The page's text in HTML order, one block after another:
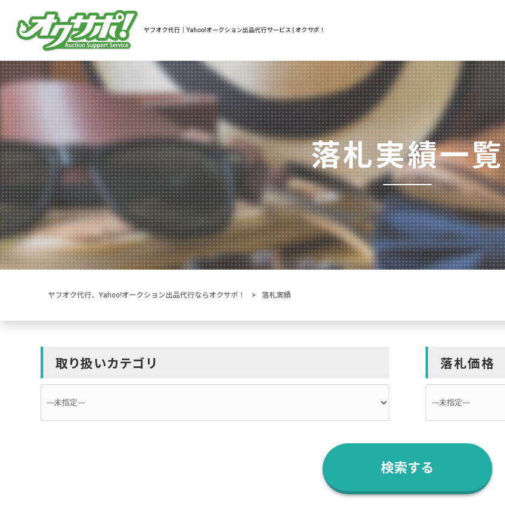
ヤフオク代行｜Yahoo!オークション出品代行サービス | オクサポ！
落札実績一覧
ヤフオク代行、Yahoo!オークション出品代行ならオクサポ！ > 落札実績
取り扱いカテゴリ 落札価格